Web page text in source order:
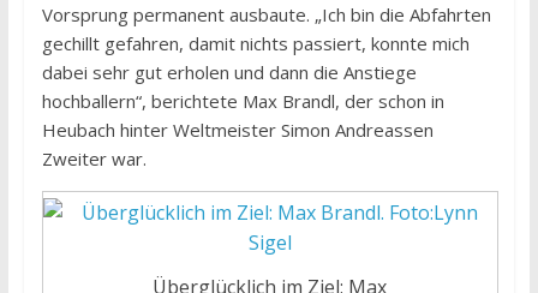
Vorsprung permanent ausbaute. „Ich bin die Abfahrten
gechillt gefahren, damit nichts passiert, konnte mich
dabei sehr gut erholen und dann die Anstiege
hochballern“, berichtete Max Brandl, der schon in
Heubach hinter Weltmeister Simon Andreassen
Zweiter war.
Überglücklich im Ziel: Max